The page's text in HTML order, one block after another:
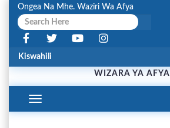
Ongea Na Mhe. Waziri Wa Afya
WIZARA YA AFYA
Toggle
Navigation